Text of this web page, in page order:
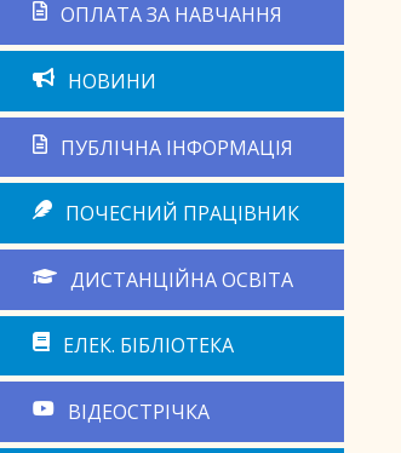
ОПЛАТА ЗА НАВЧАННЯ
НОВИНИ
ПУБЛІЧНА ІНФОРМАЦІЯ
ПОЧЕСНИЙ ПРАЦІВНИК
ДИСТАНЦІЙНА ОСВІТА
ЕЛЕК. БІБЛІОТЕКА
ВІДЕОСТРІЧКА